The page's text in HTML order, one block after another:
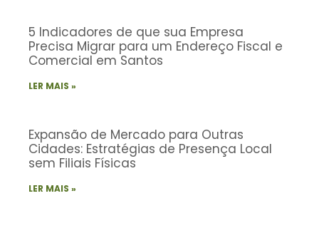
5 Indicadores de que sua Empresa
Precisa Migrar para um Endereço Fiscal e
Comercial em Santos
LER MAIS »
Expansão de Mercado para Outras
Cidades: Estratégias de Presença Local
sem Filiais Físicas
LER MAIS »